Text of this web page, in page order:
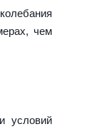
чем
условий